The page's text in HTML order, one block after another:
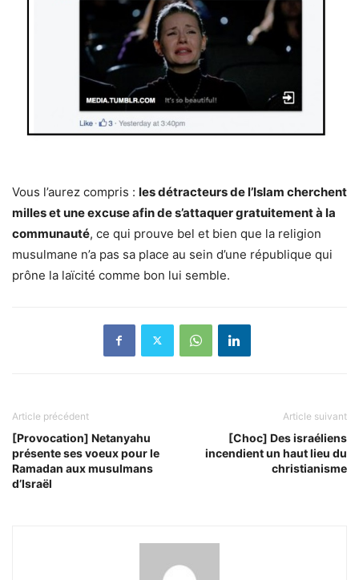
Vous l’aurez compris : les détracteurs de l’Islam cherchent
milles et une excuse afin de s’attaquer gratuitement à la
communauté, ce qui prouve bel et bien que la religion
musulmane n’a pas sa place au sein d’une république qui
prône la laïcité comme bon lui semble.
Article précédent
[Provocation] Netanyahu
présente ses voeux pour le
Ramadan aux musulmans
d’Israël
Article suivant
[Choc] Des israéliens
incendient un haut lieu du
christianisme